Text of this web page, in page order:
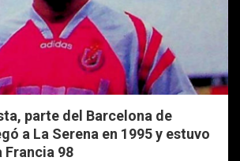
parte del Barcelona de
a La Serena en 1995 y estuvo
Francia 98